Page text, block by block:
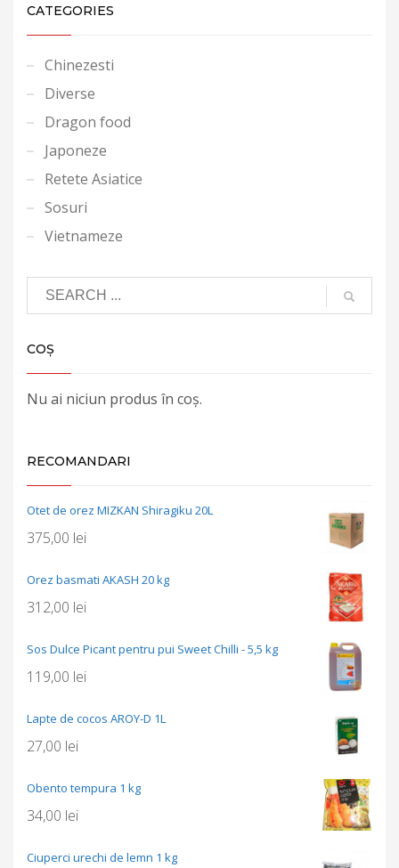
CATEGORIES
Chinezesti
Diverse
Dragon food
Japoneze
Retete Asiatice
Sosuri
Vietnameze
COȘ
Nu ai niciun produs în coș.
RECOMANDARI
Otet de orez MIZKAN Shiragiku 20L
375,00 lei
Orez basmati AKASH 20 kg
312,00 lei
Sos Dulce Picant pentru pui Sweet Chilli - 5,5 kg
119,00 lei
Lapte de cocos AROY-D 1L
27,00 lei
Obento tempura 1 kg
34,00 lei
Ciuperci urechi de lemn 1 kg